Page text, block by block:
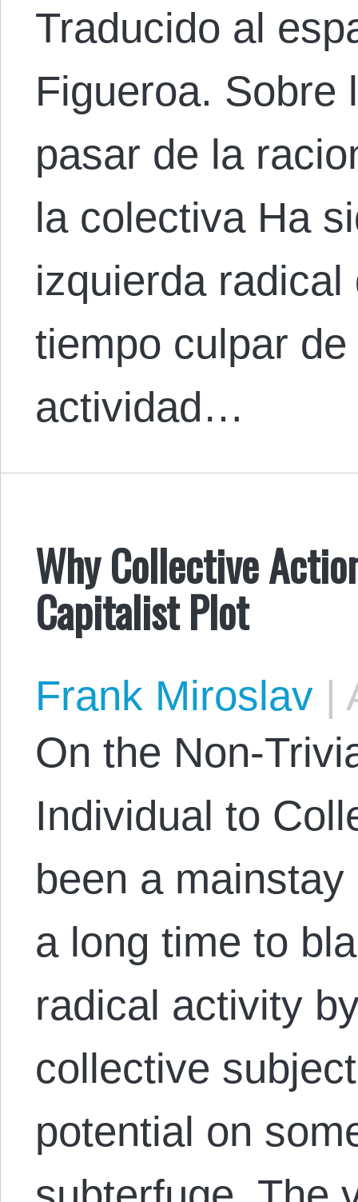
Traducido al
Figueroa. Sobre
pasar de la
la colectiva Ha
izquierda
tiempo culpar
actividad…
Why Collective
Capitalist Plot
Frank Miroslav |
On the Non-
Individual to
been a
a long time to
radical activity
collective
potential on